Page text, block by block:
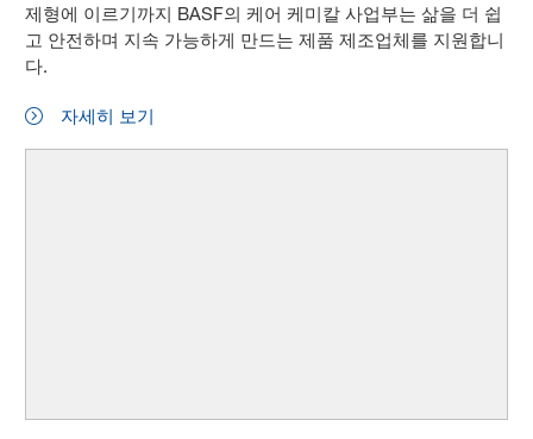
제형에 이르기까지 BASF의 케어 케미칼 사업부는 삶을 더 쉽
고 안전하며 지속 가능하게 만드는 제품 제조업체를 지원합니
다.
자세히 보기